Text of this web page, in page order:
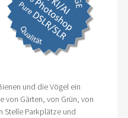
und die Vögel ein
von Gärten, von Grün, von
Stelle Parkplätze und